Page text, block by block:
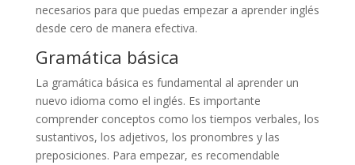
necesarios para que puedas empezar a aprender inglés
desde cero de manera efectiva.
Gramática básica
La gramática básica es fundamental al aprender un
nuevo idioma como el inglés. Es importante
comprender conceptos como los tiempos verbales, los
sustantivos, los adjetivos, los pronombres y las
preposiciones. Para empezar, es recomendable